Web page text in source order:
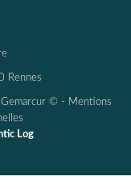
Rennes
Gemarcur © - Mentions
Log